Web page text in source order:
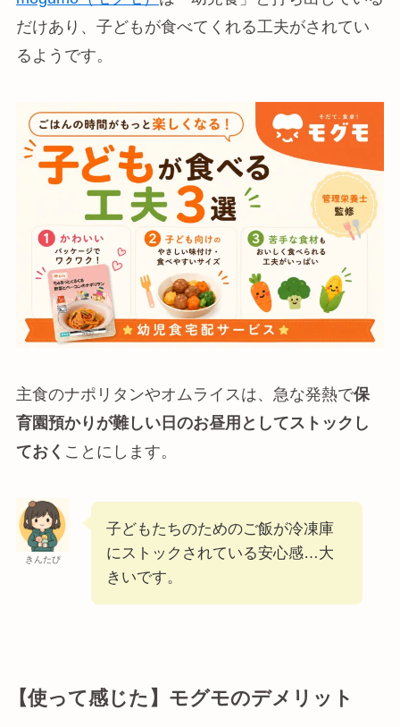
だけあり、子どもが食べてくれる工夫がされてい
るようです。
主食のナポリタンやオムライスは、急な発熱で保
育園預かりが難しい日のお昼用としてストックし
ておく ことにします。
きんたぴ
子どもたちのためのご飯が冷凍庫
にストックされている安心感…大
きいです。
【使って感じた】モグモのデメリット